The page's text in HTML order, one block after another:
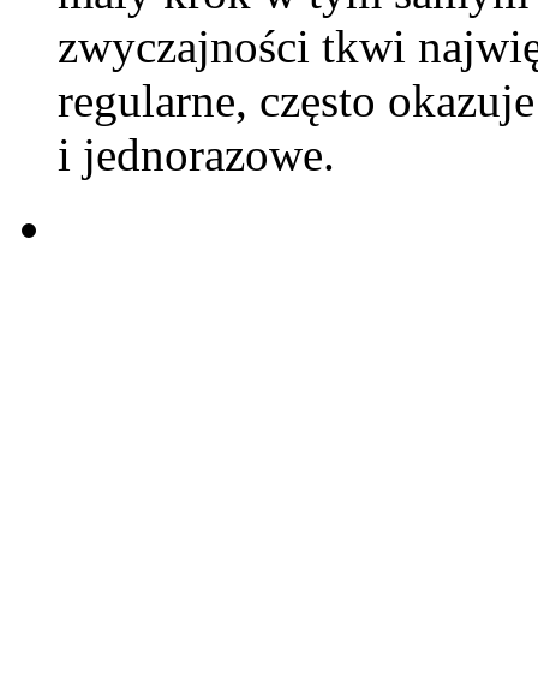
zwyczajności tkwi
regularne, często
i jednorazowe.